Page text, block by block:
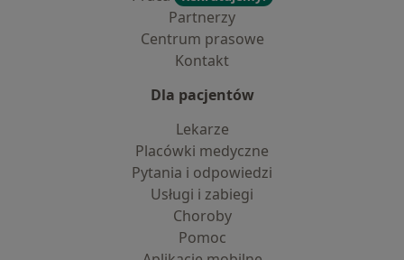
Partnerzy
Centrum prasowe
Kontakt
Dla pacjentów
Lekarze
Placówki medyczne
Pytania i odpowiedzi
Usługi i zabiegi
Choroby
Pomoc